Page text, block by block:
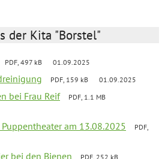
der Kita "Borstel"
PDF, 497 kB 01.09.2025
PDF, 159 kB 01.09.2025
bei Frau Reif
PDF, 1.1 MB
am 13.08.2025
PDF,
bei den Bienen
PDF, 252 kB